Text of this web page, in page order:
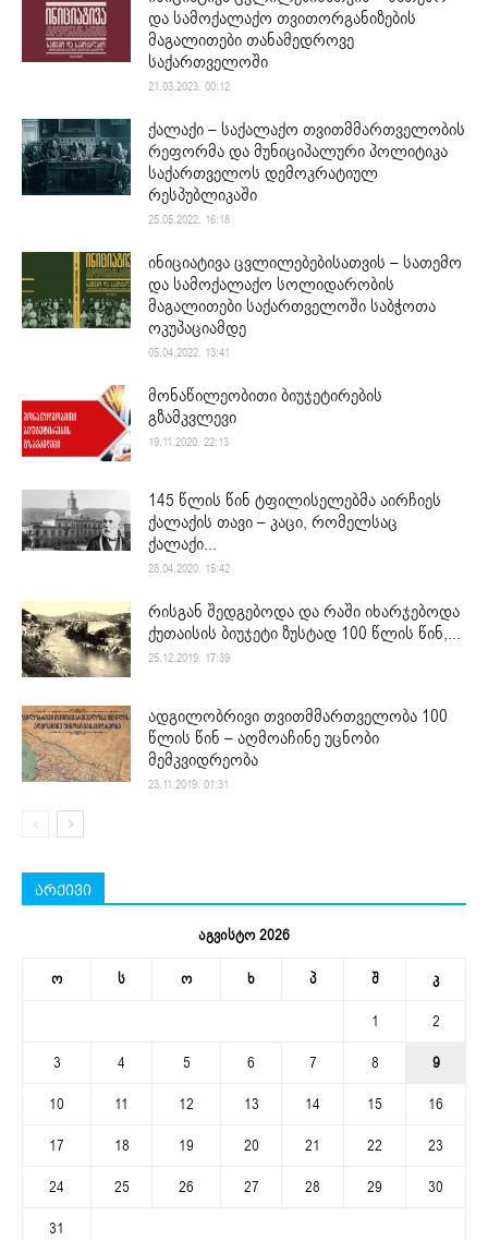
და სამოქალაქო თვითორგანიზების
მაგალითები თანამედროვე
საქართველოში
21.03.2023. 00:12
ქალაქი – საქალაქო თვითმმართველობის
რეფორმა და მუნიციპალური პოლიტიკა
საქართველოს დემოკრატიულ
რესპუბლიკაში
25.05.2022. 16:18
ინიციატივა ცვლილებებისათვის – სათემო
და სამოქალაქო სოლიდარობის
მაგალითები საქართველოში საბჭოთა
ოკუპაციამდე
05.04.2022. 13:41
მონაწილეობითი ბიუჯეტირების
გზამკვლევი
19.11.2020. 22:13
145 წლის წინ ტფილისელებმა აირჩიეს
ქალაქის თავი – კაცი, რომელსაც
ქალაქი...
28.04.2020. 15:42
რისგან შედგებოდა და რაში იხარჯებოდა
ქუთაისის ბიუჯეტი ზუსტად 100 წლის წინ,...
25.12.2019. 17:39
ადგილობრივი თვითმმართველობა 100
წლის წინ – აღმოაჩინე უცნობი
მემკვიდრეობა
23.11.2019. 01:31
არქივი
აგვისტო 2026
ო ს ო ხ პ შ კ
1
2
3
4 5 6 7 8
9
10
11 12 13 14 15
16
17
18 19 20 21 22
23
24
25 26 27 28 29
30
31